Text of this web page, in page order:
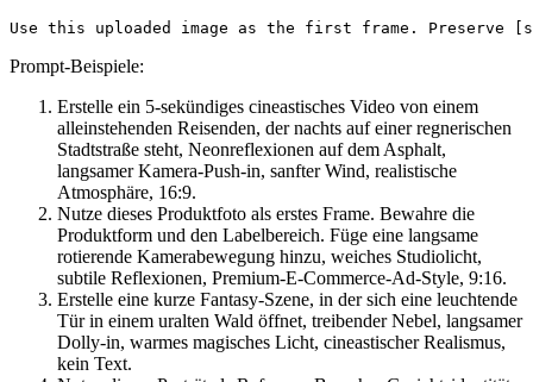
Prompt-Beispiele:
Erstelle ein 5-sekündiges cineastisches Video von einem
alleinstehenden Reisenden, der nachts auf einer regnerischen
Stadtstraße steht, Neonreflexionen auf dem Asphalt,
langsamer Kamera-Push-in, sanfter Wind, realistische
Atmosphäre, 16:9.
Nutze dieses Produktfoto als erstes Frame. Bewahre die
Produktform und den Labelbereich. Füge eine langsame
rotierende Kamerabewegung hinzu, weiches Studiolicht,
subtile Reflexionen, Premium-E-Commerce-Ad-Style, 9:16.
Erstelle eine kurze Fantasy-Szene, in der sich eine leuchtende
Tür in einem uralten Wald öffnet, treibender Nebel, langsamer
Dolly-in, warmes magisches Licht, cineastischer Realismus,
kein Text.